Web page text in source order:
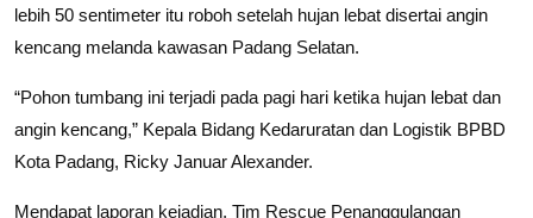
lebih 50 sentimeter itu roboh setelah hujan lebat disertai angin
kencang melanda kawasan Padang Selatan.
“Pohon tumbang ini terjadi pada pagi hari ketika hujan lebat dan
angin kencang,” Kepala Bidang Kedaruratan dan Logistik BPBD
Kota Padang, Ricky Januar Alexander.
Mendapat laporan kejadian, Tim Rescue Penanggulangan